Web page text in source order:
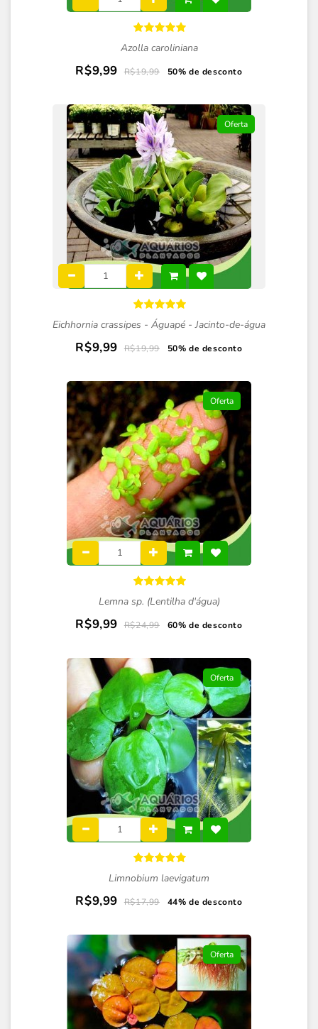
Azolla caroliniana
R$9,99 R$19,99 50% de desconto
Oferta
Eichhornia crassipes - Águapé - Jacinto-de-água
R$9,99 R$19,99 50% de desconto
Oferta
Lemna sp. (Lentilha d'água)
R$9,99 R$24,99 60% de desconto
Oferta
Limnobium laevigatum
R$9,99 R$17,99 44% de desconto
Oferta